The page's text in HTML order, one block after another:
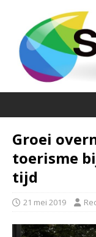
Groei
toerisme
tijd
21 mei 2019